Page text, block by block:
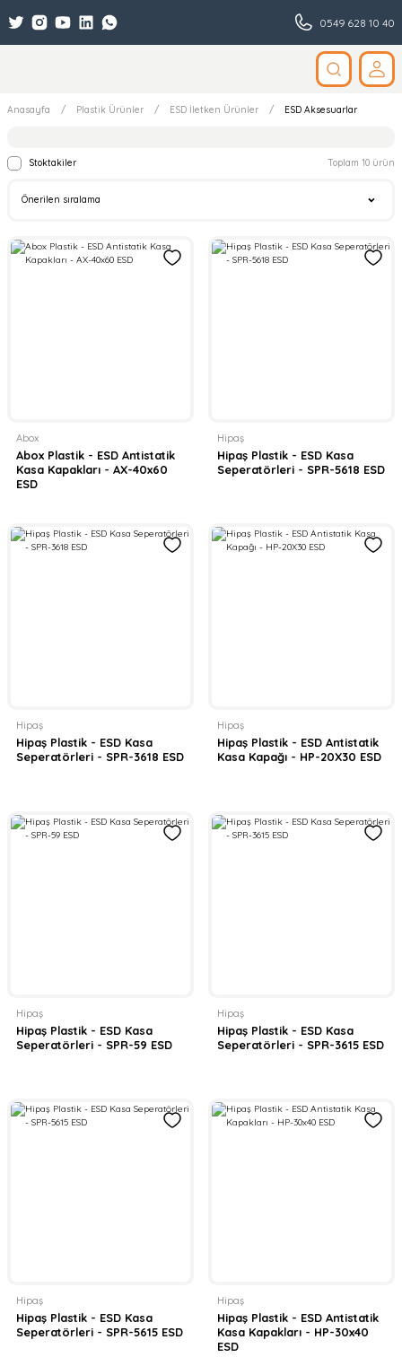
0549 628 10 40
Anasayfa Plastik Ürünler ESD İletken Ürünler ESD Aksesuarlar
Stoktakiler Toplam 10 ürün
Abox
Abox Plastik - ESD Antistatik
Kasa Kapakları - AX-40x60
ESD
Hipaş
Hipaş Plastik - ESD Kasa
Seperatörleri - SPR-5618 ESD
Hipaş
Hipaş Plastik - ESD Kasa
Seperatörleri - SPR-3618 ESD
Hipaş
Hipaş Plastik - ESD Antistatik
Kasa Kapağı - HP-20X30 ESD
Hipaş
Hipaş Plastik - ESD Kasa
Seperatörleri - SPR-59 ESD
Hipaş
Hipaş Plastik - ESD Kasa
Seperatörleri - SPR-3615 ESD
Hipaş
Hipaş Plastik - ESD Kasa
Seperatörleri - SPR-5615 ESD
Hipaş
Hipaş Plastik - ESD Antistatik
Kasa Kapakları - HP-30x40
ESD